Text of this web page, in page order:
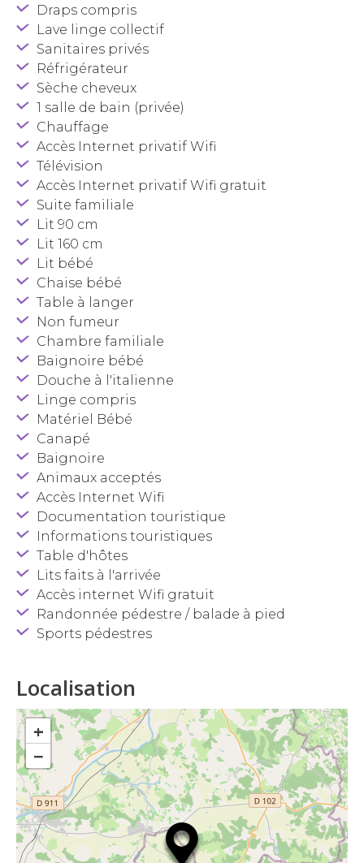
Draps compris
Lave linge collectif
Sanitaires privés
Réfrigérateur
Sèche cheveux
1 salle de bain (privée)
Chauffage
Accès Internet privatif Wifi
Télévision
Accès Internet privatif Wifi gratuit
Suite familiale
Lit 90 cm
Lit 160 cm
Lit bébé
Chaise bébé
Table à langer
Non fumeur
Chambre familiale
Baignoire bébé
Douche à l'italienne
Linge compris
Matériel Bébé
Canapé
Baignoire
Animaux acceptés
Accès Internet Wifi
Documentation touristique
Informations touristiques
Table d'hôtes
Lits faits à l'arrivée
Accès internet Wifi gratuit
Randonnée pédestre / balade à pied
Sports pédestres
Localisation
+
−